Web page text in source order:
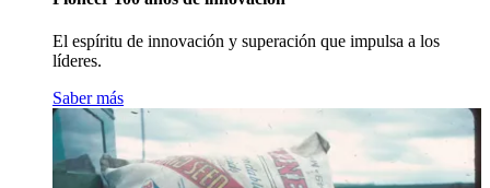
El espíritu de innovación y superación que impulsa a los
líderes.
Saber más